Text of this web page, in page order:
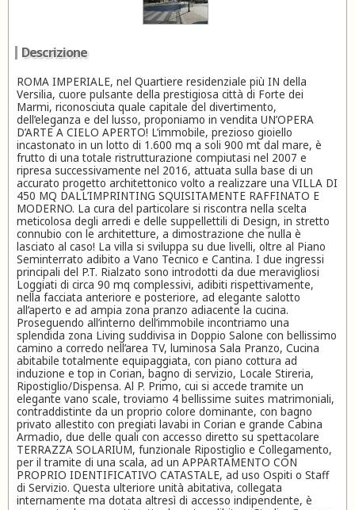
Descrizione
ROMA IMPERIALE, nel Quartiere residenziale più IN della
Versilia, cuore pulsante della prestigiosa città di Forte dei
Marmi, riconosciuta quale capitale del divertimento,
dell’eleganza e del lusso, proponiamo in vendita UN’OPERA
D’ARTE A CIELO APERTO! L’immobile, prezioso gioiello
incastonato in un lotto di 1.600 mq a soli 900 mt dal mare, è
frutto di una totale ristrutturazione compiutasi nel 2007 e
ripresa successivamente nel 2016, attuata sulla base di un
accurato progetto architettonico volto a realizzare una VILLA DI
450 MQ DALL’IMPRINTING SQUISITAMENTE RAFFINATO E
MODERNO. La cura del particolare si riscontra nella scelta
meticolosa degli arredi e delle suppellettili di Design, in stretto
connubio con le architetture, a dimostrazione che nulla è
lasciato al caso! La villa si sviluppa su due livelli, oltre al Piano
Seminterrato adibito a Vano Tecnico e Cantina. I due ingressi
principali del P.T. Rialzato sono introdotti da due meravigliosi
Loggiati di circa 90 mq complessivi, adibiti rispettivamente,
nella facciata anteriore e posteriore, ad elegante salotto
all’aperto e ad ampia zona pranzo adiacente la cucina.
Proseguendo all’interno dell’immobile incontriamo una
splendida zona Living suddivisa in Doppio Salone con bellissimo
camino a corredo nell’area TV, luminosa Sala Pranzo, Cucina
abitabile totalmente equipaggiata, con piano cottura ad
induzione e top in Corian, bagno di servizio, Locale Stireria,
Ripostiglio/Dispensa. Al P. Primo, cui si accede tramite un
elegante vano scale, troviamo 4 bellissime suites matrimoniali,
contraddistinte da un proprio colore dominante, con bagno
privato allestito con pregiati lavabi in Corian e grande Cabina
Armadio, due delle quali con accesso diretto su spettacolare
TERRAZZA SOLARIUM, funzionale Ripostiglio e Collegamento,
per il tramite di una scala, ad un APPARTAMENTO CON
PROPRIO IDENTIFICATIVO CATASTALE, ad uso Ospiti o Staff
di Servizio. Questa ulteriore unità abitativa, collegata
internamente ma dotata altresì di accesso indipendente, è